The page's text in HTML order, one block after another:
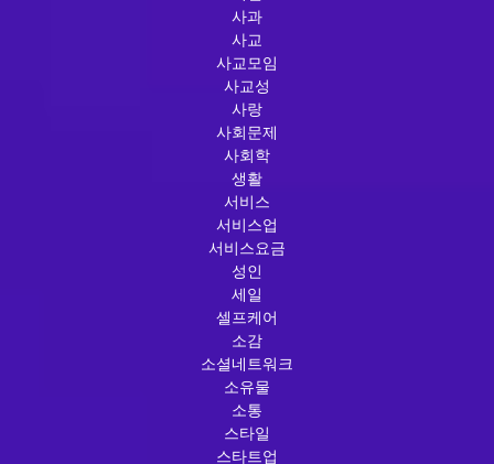
사과
사교
사교모임
사교성
사랑
사회문제
사회학
생활
서비스
서비스업
서비스요금
성인
세일
셀프케어
소감
소셜네트워크
소유물
소통
스타일
스타트업